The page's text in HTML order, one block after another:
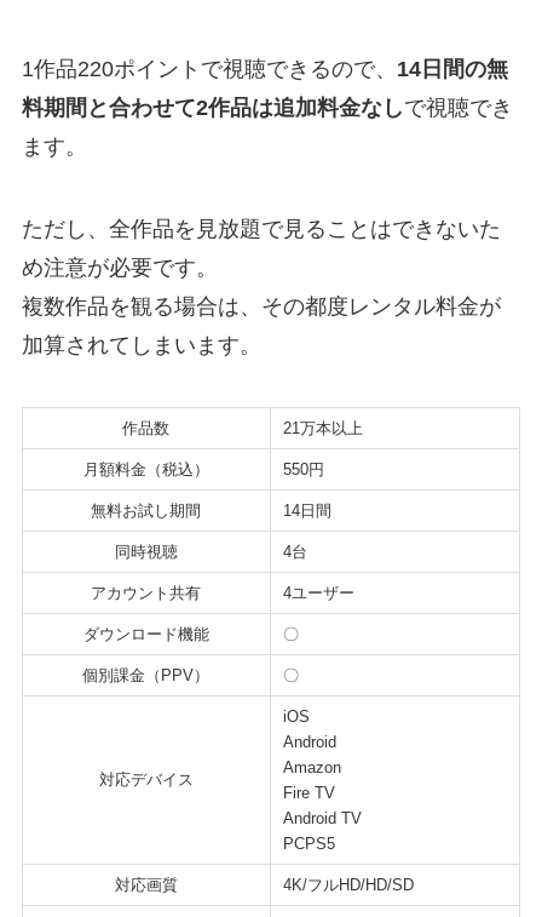
1作品220ポイントで視聴できるので、 14日間の無
料期間と合わせて2作品は追加料金なしで視聴でき
ます。
ただし、全作品を見放題で見ることはできないた
め注意が必要です。
複数作品を観る場合は、その都度レンタル料金が
加算されてしまいます。
作品数 21万本以上
月額料金（税込） 550円
無料お試し期間 14日間
同時視聴 4台
アカウント共有 4ユーザー
ダウンロード機能 〇
個別課金（PPV） 〇
対応デバイス
iOS
Android
Amazon
Fire TV
Android TV
PCPS5
対応画質 4K/フルHD/HD/SD